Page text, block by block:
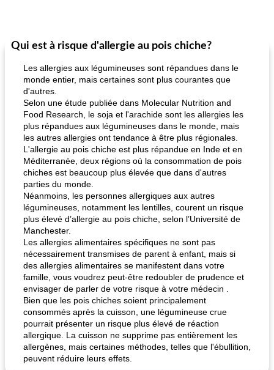
Qui est à risque d'allergie au pois chiche?
Les allergies aux légumineuses sont répandues dans le
monde entier, mais certaines sont plus courantes que
d'autres.
Selon une étude publiée dans Molecular Nutrition and
Food Research, le soja et l'arachide sont les allergies les
plus répandues aux légumineuses dans le monde, mais
les autres allergies ont tendance à être plus régionales.
L'allergie au pois chiche est plus répandue en Inde et en
Méditerranée, deux régions où la consommation de pois
chiches est beaucoup plus élevée que dans d'autres
parties du monde.
Néanmoins, les personnes allergiques aux autres
légumineuses, notamment les lentilles, courent un risque
plus élevé d’allergie au pois chiche, selon l’Université de
Manchester.
Les allergies alimentaires spécifiques ne sont pas
nécessairement transmises de parent à enfant, mais si
des allergies alimentaires se manifestent dans votre
famille, vous voudrez peut-être redoubler de prudence et
envisager de parler de votre risque à votre médecin .
Bien que les pois chiches soient principalement
consommés après la cuisson, une légumineuse crue
pourrait présenter un risque plus élevé de réaction
allergique. La cuisson ne supprime pas entièrement les
allergènes, mais certaines méthodes, telles que l'ébullition,
peuvent réduire leurs effets.